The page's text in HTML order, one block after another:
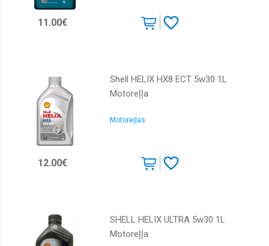
11.00€
Shell HELIX HX8 ECT 5w30 1L
Motoreļļa
Motoreļļas
12.00€
SHELL HELIX ULTRA 5w30 1L
Motoreļļa